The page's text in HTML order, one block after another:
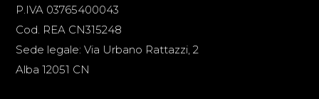
P.IVA 03765400043
Cod. REA CN315248
Sede legale: Via Urbano Rattazzi, 2
Alba 12051 CN